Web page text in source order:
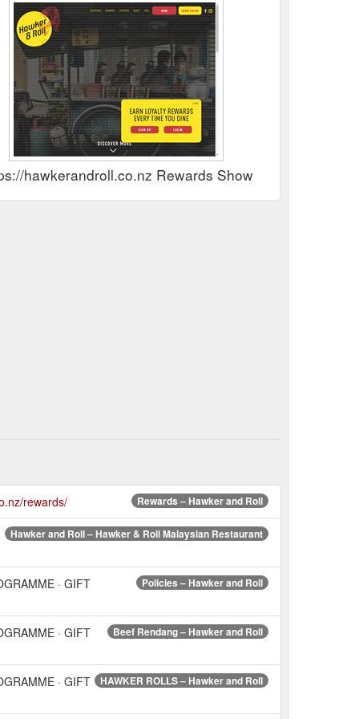
hawkerandroll.co.nz Rewards Show
Rewards – Hawker and Roll
rewards/
Hawker and Roll – Hawker & Roll Malaysian Restaurant
Policies – Hawker and Roll
· GIFT
Beef Rendang – Hawker and Roll
· GIFT
HAWKER ROLLS – Hawker and Roll
· GIFT